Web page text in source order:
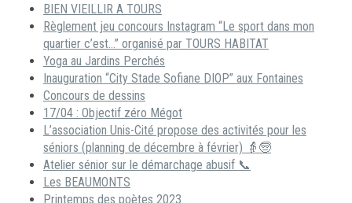
BIEN VIEILLIR A TOURS
Règlement jeu concours Instagram “Le sport dans mon
quartier c’est…” organisé par TOURS HABITAT
Yoga au Jardins Perchés
Inauguration “City Stade Sofiane DIOP” aux Fontaines
Concours de dessins
17/04 : Objectif zéro Mégot
L’association Unis-Cité propose des activités pour les
séniors (planning de décembre à février) 👵🧓
Atelier sénior sur le démarchage abusif 📞
Les BEAUMONTS
Printemps des poètes 2023